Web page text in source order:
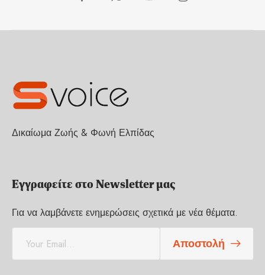
Δικαίωμα Ζωής & Φωνή Ελπίδας
Εγγραφείτε στο Newsletter μας
Για να λαμβάνετε ενημερώσεις σχετικά με νέα θέματα.
a
Αποστολή